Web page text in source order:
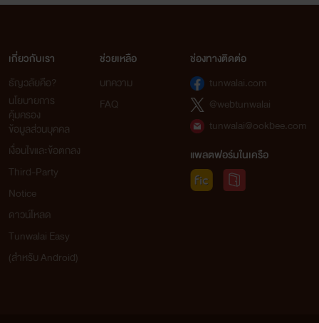
เกี่ยวกับเรา
ธัญวลัยคือ?
นโยบายการ
คุ้มครอง
ข้อมูลส่วนบุคคล
เงื่อนไขและข้อตกลง
Third-Party
Notice
ดาวน์โหลด
Tunwalai Easy
(สำหรับ Android)
ช่วยเหลือ
บทความ
FAQ
ช่องทางติดต่อ
tunwalai.com
@webtunwalai
tunwalai@ookbee.com
แพลตฟอร์มในเครือ